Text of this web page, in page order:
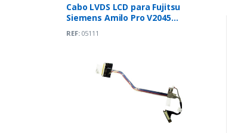
Cabo LVDS LCD para Fujitsu
Siemens Amilo Pro V2045
REF:05111